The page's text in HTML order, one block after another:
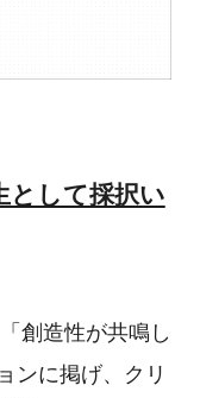
として採択い
創造性が共鳴し
ンに掲げ、クリ